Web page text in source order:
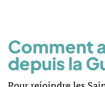
Comment
depuis la